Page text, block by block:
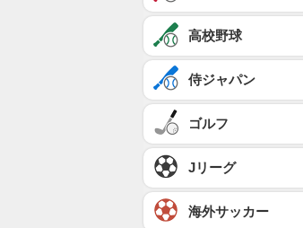
高校野球
侍ジャパン
ゴルフ
Jリーグ
海外サッカー